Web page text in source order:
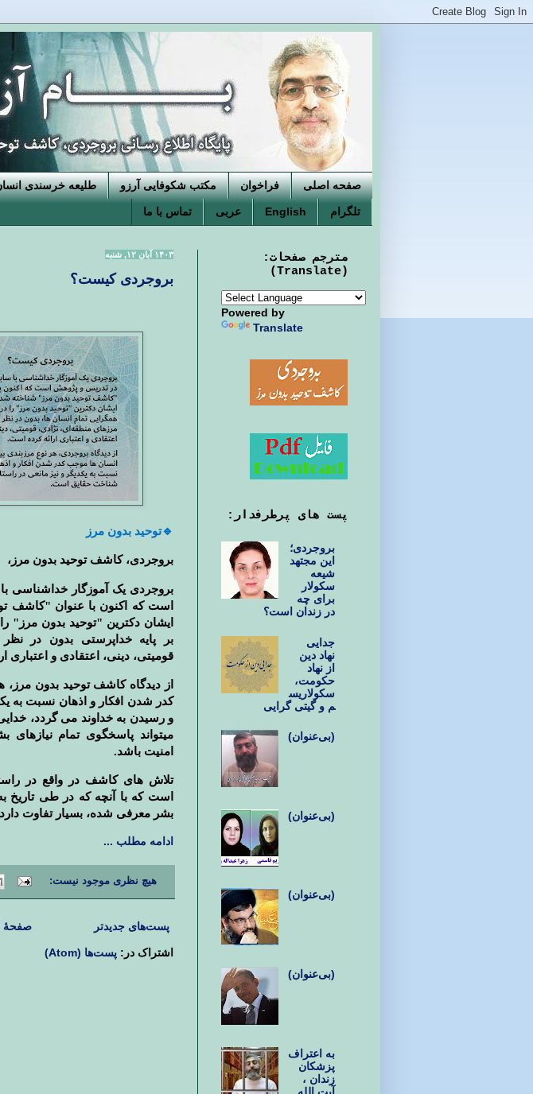
صفحه اصلی فراخوان مکتب شکوفایی آرزو طلیعه خرسندی
تلگرام English عربی تماس با ما
۱۴۰۳ آبان ۱۲, شنبه
بروجردی کیست؟
🔹توحید بدون مرز
بروجردی، کاشف توحید بدون مرز،
بروجردی یک آموزگار خداشناسی
است که اکنون با عنوان "کاشف
ایشان دکترین "توحید بدون مرز"
بر پایه خداپرستی بدون در
قومیتی، دینی، اعتقادی و اعتباری
از دیدگاه کاشف توحید بدون
کدر شدن افکار و اذهان نسبت به
و رسیدن به خداوند می گردد،
میتواند پاسخگوی تمام
امنیت باشد.
تلاش های کاشف در واقع در
است که با آنچه که در طی تاریخ
بشر معرفی شده، بسیار تفاوت
ادامه مطلب ...
هیچ نظری موجود نیست:
پست‌های جدیدتر صفحهٔ
اشتراک در: پست‌ها (Atom)
مترجم صفحات:
(Translate)
Powered by
Translate
پست های پرطرفدار:
بروجردی؛
این مجتهد
شیعه
سکولار
برای چه
در زندان است؟
جدایی
نهاد دین
از نهاد
حکومت،
سکولاریس
م و گیتی گرایی
(بی‌عنوان)
(بی‌عنوان)
(بی‌عنوان)
(بی‌عنوان)
به اعتراف
پزشکان
زندان ،
آیت الله